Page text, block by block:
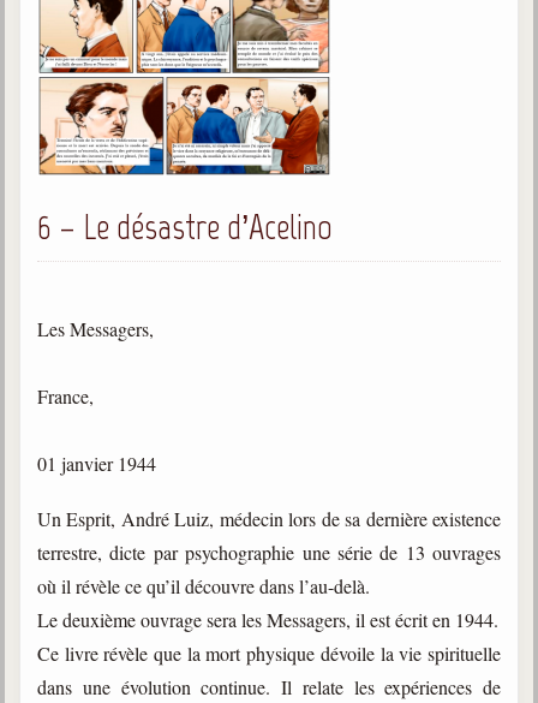
Esprits
Médiums
Les hommes
Les fondateurs
1804-1869
Gabriel Delanne
Chico Xavier
Divaldo Franco
Bibliothèque
Ouvrages
Bibliothèque spirite
6 – Le désastre d’Acelino
Les Messagers,
France,
01 janvier 1944
Un Esprit, André Luiz, médecin lors de sa dernière existence
terrestre, dicte par psychographie une série de 13 ouvrages
où il révèle ce qu’il découvre dans l’au-delà.
Le deuxième ouvrage sera les Messagers, il est écrit en 1944.
Ce livre révèle que la mort physique dévoile la vie spirituelle
dans une évolution continue. Il relate les expériences de